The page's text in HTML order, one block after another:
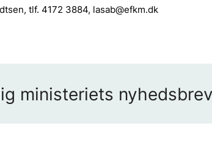
tlf. 4172 3884, lasab@efkm.dk
ministeriets